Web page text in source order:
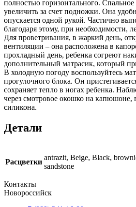
полностью горизонтального.
увеличить за счет подножки. Она
опускается одной рукой. Частично
благодаря этому, при необходимости,
Для проветривания, в жаркий день,
вентиляции – она расположена в
прохладный день, ребенка согреют
дополнительный матрасик, который
В холодную погоду воспользуйтесь
прогулочного блока. Он
сохраняет тепло в ногах ребенка.
через смотровое окошко на капюшоне,
силикона.
Детали
Расцветки
antrazit, Beige, Black,
sandstone
Контакты
Новороссийск